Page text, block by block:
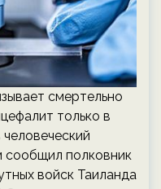
смертельно
только в
сообщил полковник
войск Таиланда